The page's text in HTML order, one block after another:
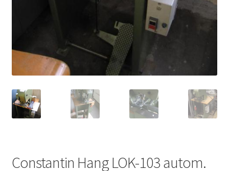
Constantin Hang LOK-103 autom.